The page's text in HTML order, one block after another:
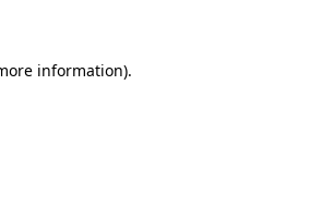
information).